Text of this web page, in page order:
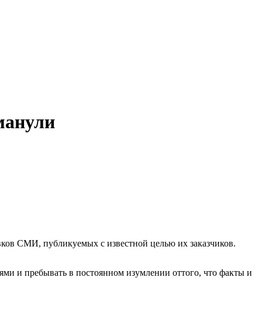
СМИ, публикуемых с известной целью их заказчиков.
и пребывать в постоянном изумлении оттого, что факты и